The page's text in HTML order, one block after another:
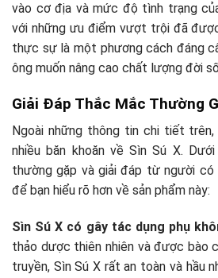
vào cơ địa và mức độ tình trạng
với những ưu điểm vượt trội đã
thực sự là một phương cách đáng
ông muốn nâng cao chất lượng đời
Giải Đáp Thắc Mắc Thường
Ngoài những thông tin chi tiết trên,
nhiều băn khoăn về Sìn Sú X.
thường gặp và giải đáp từ người có
để bạn hiểu rõ hơn về sản phẩm này:
Sìn Sú X có gây tác dụng phụ
thảo dược thiên nhiên và được bào
truyền, Sìn Sú X rất an toàn và hầu